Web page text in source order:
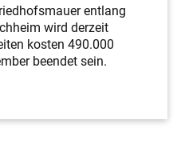
entlang
wird derzeit
kosten 490.000
beendet sein.